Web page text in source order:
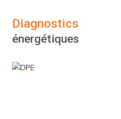
diagnostics
énergétiques